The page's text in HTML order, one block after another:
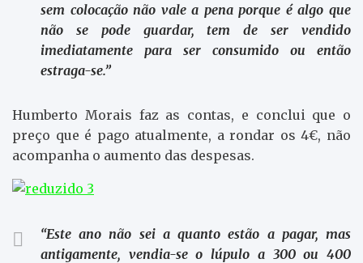
sem colocação não vale a pena porque é algo que
não se pode guardar, tem de ser vendido
imediatamente para ser consumido ou então
estraga-se.”
Humberto Morais faz as contas, e conclui que o
preço que é pago atualmente, a rondar os 4€, não
acompanha o aumento das despesas.
“Este ano não sei a quanto estão a pagar, mas
antigamente, vendia-se o lúpulo a 300 ou 400